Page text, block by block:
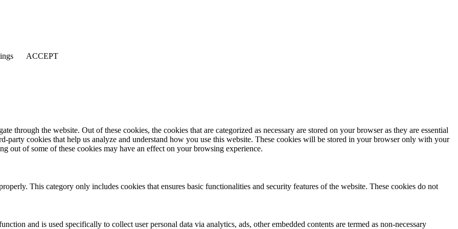
ACCEPT
through the website. Out of these cookies, the cookies that are categorized as necessary are stored on your browser as they are essential
party cookies that help us analyze and understand how you use this website. These cookies will be stored in your browser only with your
out of some of these cookies may have an effect on your browsing experience.
This category only includes cookies that ensures basic functionalities and security features of the website. These cookies do not
and is used specifically to collect user personal data via analytics, ads, other embedded contents are termed as non-necessary